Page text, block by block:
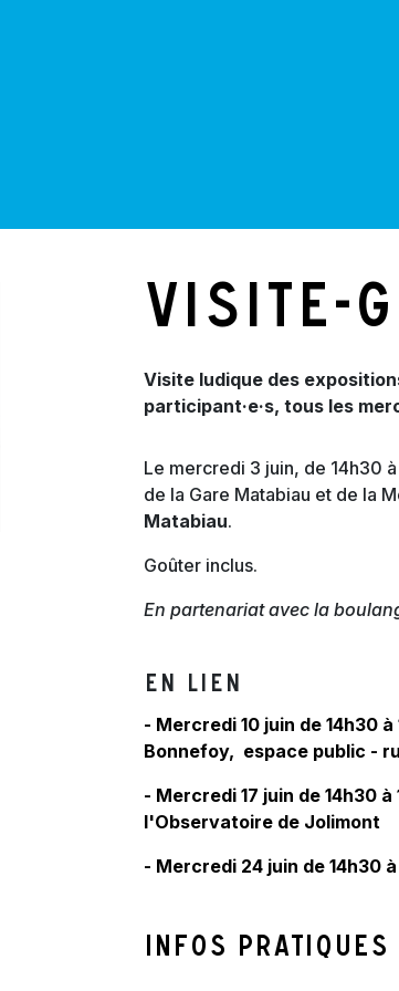
Visite-
Visite ludique des
participant·e·s, tous les
Le mercredi 3 juin, de 14h30
de la Gare Matabiau et de la
Matabiau.
Goûter inclus.
En partenariat avec la
En lien
- Mercredi 10 juin de 14h30
Bonnefoy, espace public -
- Mercredi 17 juin de 14h30
l'Observatoire de Jolimont
- Mercredi 24 juin de 14h30
Infos pratiques